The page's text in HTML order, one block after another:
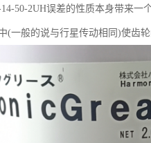
50-2UH误差的性质本身带来一
(一般的说与行星传动相同)使齿